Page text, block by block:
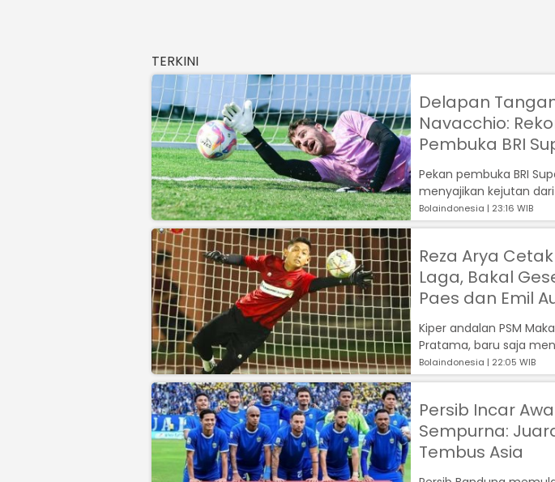
TERKINI
Delapan
Navacchio:
Pembuka BRI
Pekan pembuka BRI
menyajikan kejutan dari
Navacchio, yang
Bolaindonesia | 23:16 WIB
Reza Arya Cetak
Laga, Bakal
Paes dan Emil
Kiper andalan PSM
Pratama, baru saja
yang membanggakan....
Bolaindonesia | 22:05 WIB
Persib Incar
Sempurna:
Tembus Asia